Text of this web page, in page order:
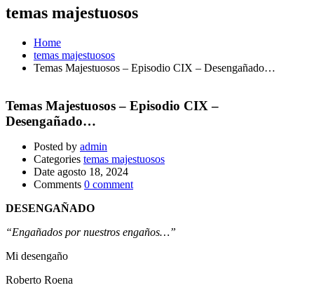
temas majestuosos
Home
temas majestuosos
Temas Majestuosos – Episodio CIX – Desengañado…
Temas Majestuosos – Episodio CIX –
Desengañado…
Posted by admin
Categories temas majestuosos
Date agosto 18, 2024
Comments 0 comment
DESENGAÑADO
“Engañados por nuestros engaños…”
Mi desengaño
Roberto Roena